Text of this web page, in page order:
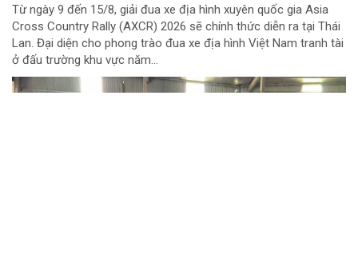
Từ ngày 9 đến 15/8, giải đua xe địa hình xuyên quốc gia Asia
Cross Country Rally (AXCR) 2026 sẽ chính thức diễn ra tại Thái
Lan. Đại diện cho phong trào đua xe địa hình Việt Nam tranh tài
ở đấu trường khu vực năm...